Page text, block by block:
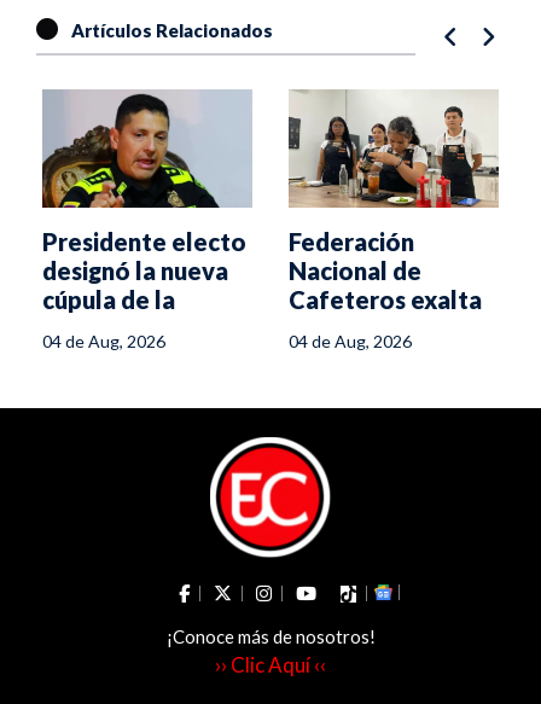
Artículos Relacionados
Presidente electo
designó la nueva
cúpula de la
04 de Aug, 2026
Federación
Nacional de
Cafeteros exalta
del Café
04 de Aug, 2026
¡Conoce más de nosotros!
›› Clic Aquí ‹‹